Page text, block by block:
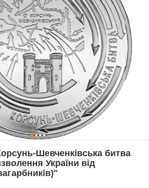
Шевченківська битва
України від